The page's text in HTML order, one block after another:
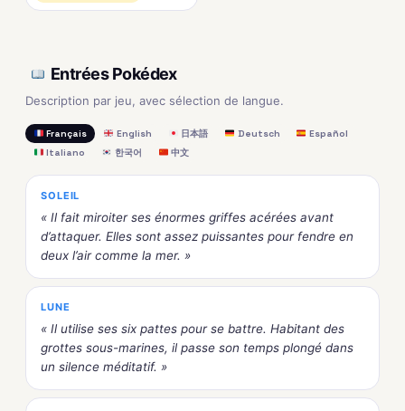
Entrées Pokédex
Description par jeu, avec sélection de langue.
Français English 日本語 Deutsch
Español
Italiano
한국어 中文
SOLEIL
« Il fait miroiter ses énormes griffes acérées avant
d’attaquer. Elles sont assez puissantes pour fendre en
deux l’air comme la mer. »
LUNE
« Il utilise ses six pattes pour se battre. Habitant des
grottes sous-marines, il passe son temps plongé dans
un silence méditatif. »